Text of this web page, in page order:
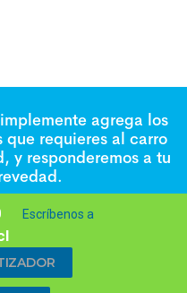
agrega los
requieres al carro
y responderemos a tu
Escríbenos a